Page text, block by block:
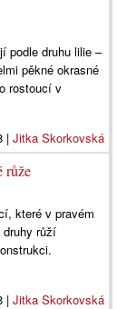
podle druhu lilie –
pěkné okrasné
rostoucí v
| Jitka Skorkovská
růže
které v pravém
růží
| Jitka Skorkovská